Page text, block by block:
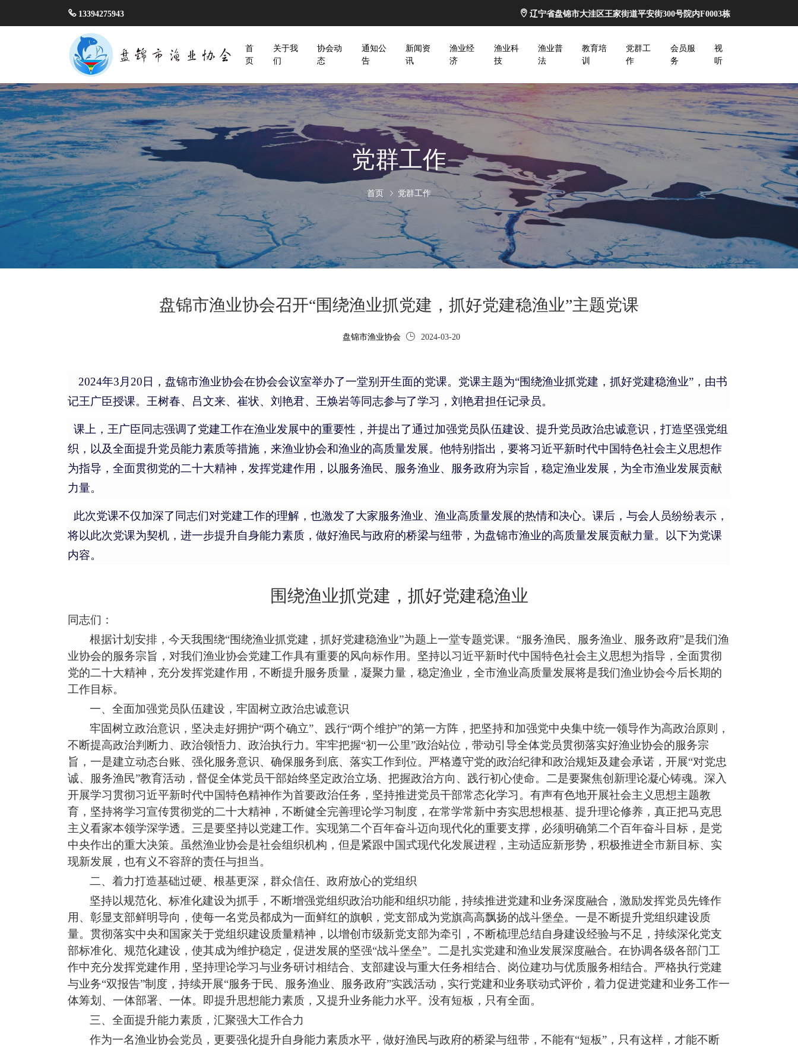
13394275943 辽宁省盘锦市大洼区王家街道平安街300号院内F0003栋
首
页
关于我
们
协会动
态
通知公
告
新闻资
讯
渔业经
济
渔业科
技
渔业普
法
教育培
训
党群工
作
会员服
务
视
听
党群工作
首页 党群工作
盘锦市渔业协会召开“围绕渔业抓党建，抓好党建稳渔业”主题党课
盘锦市渔业协会 2024-03-20
2024年3月20日，盘锦市渔业协会在协会会议室举办了一堂别开生面的党课。党课主题为“围绕渔业抓党建，抓好党建稳渔业”，由书
记王广臣授课。王树春、吕文来、崔状、刘艳君、王焕岩等同志参与了学习，刘艳君担任记录员。
课上，王广臣同志强调了党建工作在渔业发展中的重要性，并提出了通过加强党员队伍建设、提升党员政治忠诚意识，打造坚强党组
织，以及全面提升党员能力素质等措施，来渔业协会和渔业的高质量发展。他特别指出，要将习近平新时代中国特色社会主义思想作
为指导，全面贯彻党的二十大精神，发挥党建作用，以服务渔民、服务渔业、服务政府为宗旨，稳定渔业发展，为全市渔业发展贡献
力量。
此次党课不仅加深了同志们对党建工作的理解，也激发了大家服务渔业、渔业高质量发展的热情和决心。课后，与会人员纷纷表示，
将以此次党课为契机，进一步提升自身能力素质，做好渔民与政府的桥梁与纽带，为盘锦市渔业的高质量发展贡献力量。以下为党课
内容。
围绕渔业抓党建 ， 抓好党建稳渔业
同志们：
根据计划安排，今天我围绕“围绕渔业抓党建 ， 抓好党建稳渔业”为题上一堂专题党课。 “服务渔民、服务渔业、服务政府”是我们渔
业协会的服务宗旨 ，对我们渔业协会党建工作具有重要的风向标作用。坚持以习近平新时代中国特色社会主义思想为指导，全面贯彻
党的二十大精神，充分发挥党建作用，不断提升服务质量 ，凝聚力量，稳定渔业， 全市渔业高质量发展将是我们渔业协会今后长期的
工作目标。
一、 全面加强党员队伍建设， 牢固树立政治忠诚意识
牢固树立政治意识，坚决走好拥护“两个确立”、践行“两个维护”的第一方阵，把坚持和加强党中央集中统一领导作为高政治原则，
不断提高政治判断力、政治领悟力、政治执行力。牢牢把握“初一公里”政治站位，带动引导全体党员贯彻落实好渔业协会的服务宗
旨 ， 一是建立动态台账、强化服务意识、 确保服务到底、落实工作到位。严格遵守党的政治纪律和政治规矩及建会承诺 ，开展“对党忠
诚、 服务渔民”教育活动，督促全体党员干部始终坚定政治立场、把握政治方向 、 践行初心使命。二是要聚焦创新理论凝心铸魂。深入
开展学习贯彻习近平新时代中国特色精神作为首要政治任务，坚持推进党员干部常态化学习。 有声有色地开展社会主义思想主题教
育，坚持将学习宣传贯彻党的二十大精神 ，不断健全完善理论学习制度，在常学常新中夯实思想根基、提升理论修养，真正把马克思
主义看家本领学深学透。三是要坚持以党建工作。实现第二个百年奋斗迈向现代化的重要支撑，必须明确第二个百年奋斗目标，是党
中央作出的重大决策。 虽然渔业协会是社会组织机构，但是紧跟中国式现代化发展进程，主动适应新形势 ， 积极推进全市新目标、实
现新发展 ， 也有义不容辞的责任与担当。
二、着力打造基础过硬、根基更深，群众信任、政府放心的党组织
坚持以规范化、 标准化建设为抓手，不断增强党组织政治功能和组织功能，持续推进党建和业务深度融合，激励发挥党员先锋作
用 、 彰显支部鲜明导向，使每一名党员都成为一面鲜红的旗帜，党支部成为党旗高高飘扬的战斗堡垒。一是不断提升党组织建设质
量。贯彻落实中央和国家关于党组织建设质量精神，以增创市级新党支部为牵引，不断梳理总结自身建设经验与不足 ，持续深化党支
部标准化、 规范化建设，使其成为维护稳定，促进发展的坚强“战斗堡垒”。二是扎实党建和渔业发展深度融合。在协调各级各部门工
作中充分发挥党建作用，坚持理论学习与业务研讨相结合、支部建设与重大任务相结合、岗位建功与优质服务相结合。严格执行党建
与业务“双报告”制度，持续开展“服务于民、服务渔业、服务政府”实践活动，实行党建和业务联动式评价，着力促进党建和业务工作一
体筹划、一体部署、一体。 即提升思想能力素质， 又提升业务能力水平。 没有短板，只有全面。
三、全面提升能力素质，汇聚强大工作合力
作为一名渔业协会党员，更要强化提升自身能力素质水平， 做好渔民与政府的桥梁与纽带， 不能有“短板”，只有这样，才能不断